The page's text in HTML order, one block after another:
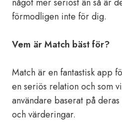
förmodligen inte för dig.
Vem är Match bäst för?
Match är en fantastisk app
en seriös relation och som
användare baserat på
och värderingar.